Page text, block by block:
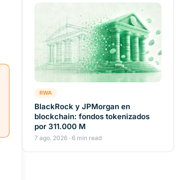
RWA
BlackRock y JPMorgan en
blockchain: fondos tokenizados
por 311.000 M
7 ago. 2026 · 6 min read